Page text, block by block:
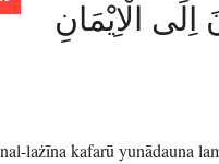
الْاِيْمَانِ
lażīna kafarū yunādauna